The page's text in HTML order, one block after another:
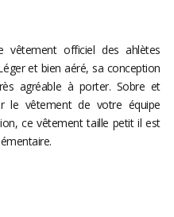
officiel des ahlètes
et bien aéré, sa conception
agréable à porter. Sobre et
le vêtement de votre équipe
ce vêtement taille petit il est